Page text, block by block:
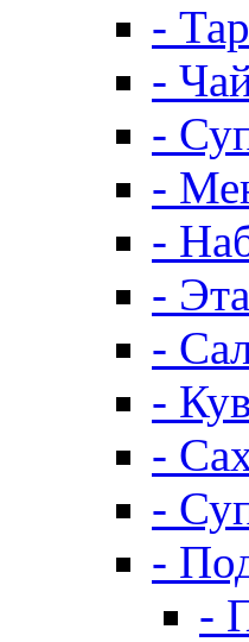
-
-
-
-
-
-
-
-
-
-
-
-